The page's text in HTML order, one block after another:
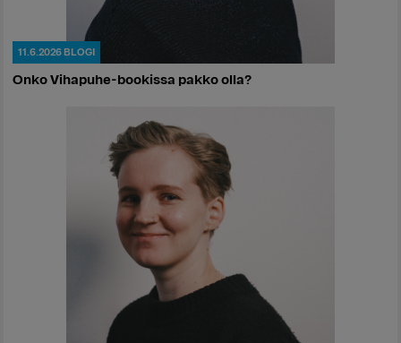
11.6.2026 BLOGI
Onko Vihapuhe-bookissa pakko olla?